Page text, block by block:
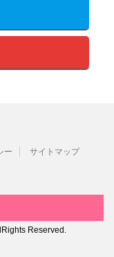
ー サイトマップ
Reserved.